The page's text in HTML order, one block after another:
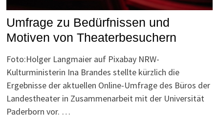
Umfrage zu Bedürfnissen und
Motiven von Theaterbesuchern
Foto:Holger Langmaier auf Pixabay NRW-
Kulturministerin Ina Brandes stellte kürzlich die
Ergebnisse der aktuellen Online-Umfrage des Büros der
Landestheater in Zusammenarbeit mit der Universität
Paderborn vor. …